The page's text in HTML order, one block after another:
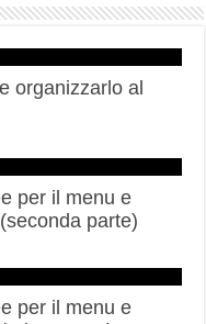
organizzarlo al
per il menu e
parte)
per il menu e